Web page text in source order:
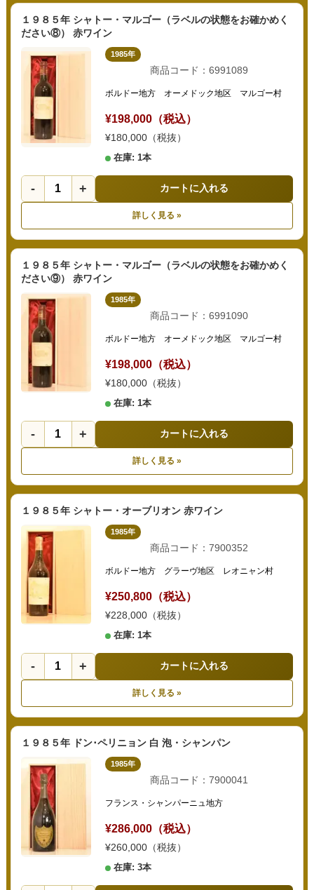
１９８５年 シャトー・マルゴー（ラベルの状態をお確かめく
ださい⑧） 赤ワイン
1985年
商品コード：6991089
ボルドー地方 オーメドック地区 マルゴー村
¥198,000（税込）
¥180,000（税抜）
在庫: 1本
- + カートに入れる
詳しく見る »
１９８５年 シャトー・マルゴー（ラベルの状態をお確かめく
ださい⑨） 赤ワイン
1985年
商品コード：6991090
ボルドー地方 オーメドック地区 マルゴー村
¥198,000（税込）
¥180,000（税抜）
在庫: 1本
- + カートに入れる
詳しく見る »
１９８５年 シャトー・オーブリオン 赤ワイン
1985年
商品コード：7900352
ボルドー地方 グラーヴ地区 レオニャン村
¥250,800（税込）
¥228,000（税抜）
在庫: 1本
- + カートに入れる
詳しく見る »
１９８５年 ドン･ペリニョン 白 泡・シャンパン
1985年
商品コード：7900041
フランス・シャンパーニュ地方
¥286,000（税込）
¥260,000（税抜）
在庫: 3本